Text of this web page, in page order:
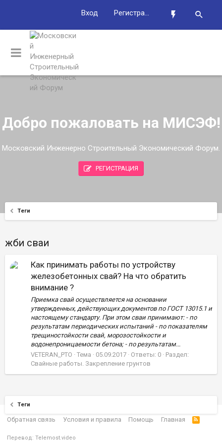
Вход Регистрация
Добро пожаловать на МИСЭФ!
Московский Инженерно Строительный Экономический Форум.
РЕГИСТРАЦИЯ
Теги
жби сваи
Как принимать работы по устройству
железобетонных свай? На что обратить
внимание ?
Приемка свай осуществляется на основании
утвержденных, действующих документов по ГОСТ 13015.1 и
настоящему стандарту. При этом сваи принимают: - по
результатам периодических испытаний - по показателям
трещиностойкости свай, морозостойкости и
водонепроницаемости бетона; - по результатам...
VETERAN_PTO
Тема 05.09.2017 Ответы: 0
Раздел:
Свайные работы. Закрепление грунтов
Теги
Обратная связь Условия и правила Помощь Главная
Перевод: Telemost.video